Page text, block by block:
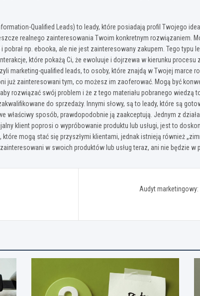
Qualified Leads) to leady, które posiadają profil Twojego
realnego zainteresowania Twoim konkretnym rozwiązaniem.
np. ebooka, ale nie jest zainteresowany zakupem. Tego typu
które pokażą Ci, że ewoluuje i dojrzewa w kierunku procesu
marketing-qualified leads, to osoby, które znajdą w Twojej marce
już zainteresowani tym, co możesz im zaoferować. Mogą być
rozwiązać swój problem i że z tego materiału pobranego wiedzą
do sprzedaży. Innymi słowy, są to leady, które są
właściwy sposób, prawdopodobnie ją zaakceptują. Jednym z
klient poprosi o wypróbowanie produktu lub usługi, jest to
mogą stać się przyszłymi klientami, jednak istnieją również
w swoich produktów lub usług teraz, ani nie będzie w
Audyt